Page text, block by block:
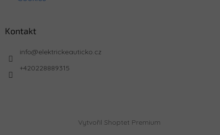
Kontakt
info@elektrickeauticko.cz
+420228889315
Vytvořil Shoptet Premium